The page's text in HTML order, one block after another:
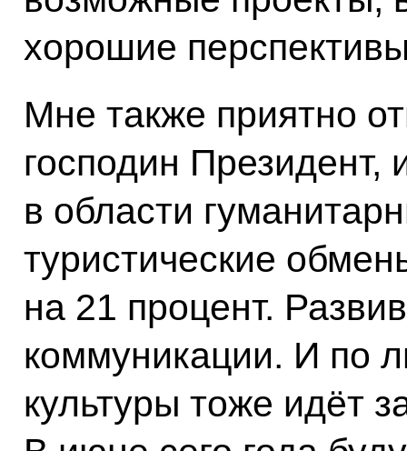
хорошие
Мне также приятно
господин
в области
туристические
на 21 процент.
коммуникации. И по
культуры тоже идёт